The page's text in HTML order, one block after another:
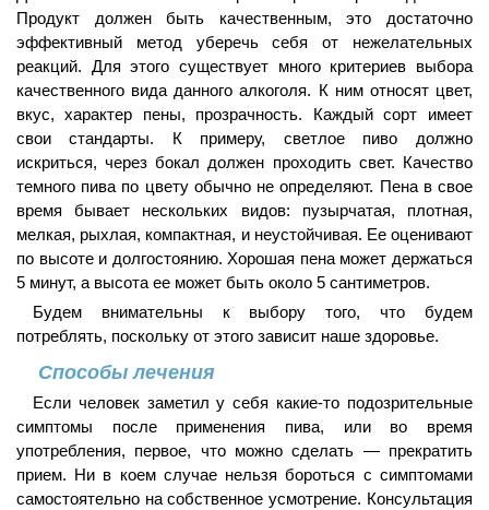
Продукт должен быть качественным, это достаточно
эффективный метод уберечь себя от нежелательных
реакций. Для этого существует много критериев выбора
качественного вида данного алкоголя. К ним относят цвет,
вкус, характер пены, прозрачность. Каждый сорт имеет
свои стандарты. К примеру, светлое пиво должно
искриться, через бокал должен проходить свет. Качество
темного пива по цвету обычно не определяют. Пена в свое
время бывает нескольких видов: пузырчатая, плотная,
мелкая, рыхлая, компактная, и неустойчивая. Ее оценивают
по высоте и долгостоянию. Хорошая пена может держаться
5 минут, а высота ее может быть около 5 сантиметров.
Будем внимательны к выбору того, что будем
потреблять, поскольку от этого зависит наше здоровье.
Способы лечения
Если человек заметил у себя какие-то подозрительные
симптомы после применения пива, или во время
употребления, первое, что можно сделать — прекратить
прием. Ни в коем случае нельзя бороться с симптомами
самостоятельно на собственное усмотрение. Консультация